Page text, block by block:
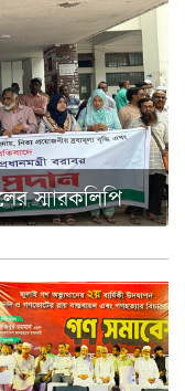
স্মারকলিপি